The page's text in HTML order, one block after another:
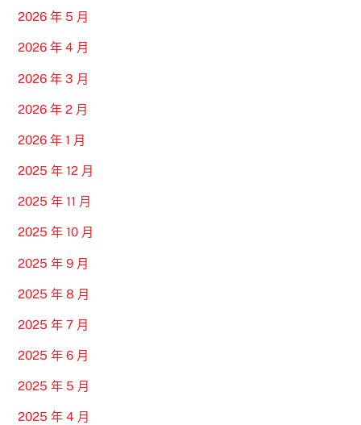
2026 年 5 月
2026 年 4 月
2026 年 3 月
2026 年 2 月
2026 年 1 月
2025 年 12 月
2025 年 11 月
2025 年 10 月
2025 年 9 月
2025 年 8 月
2025 年 7 月
2025 年 6 月
2025 年 5 月
2025 年 4 月